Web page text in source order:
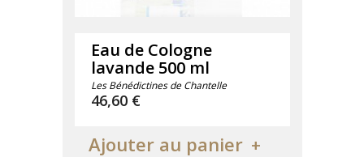
Eau de Cologne
lavande 500 ml
Les Bénédictines de Chantelle
Prix
46,60 €
Ajouter au panier